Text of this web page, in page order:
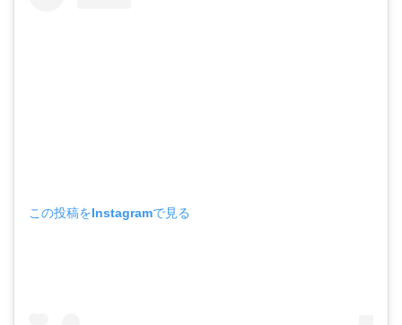
この投稿をInstagramで見る